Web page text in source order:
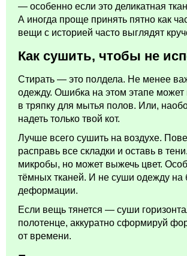
— особенно если это деликатная
А иногда проще принять пятно как
вещи с историей часто выглядят
Как сушить, чтобы не
Стирать — это полдела. Не менее
одежду. Ошибка на этом этапе может
в тряпку для мытья полов. Или,
надеть только твой кот.
Лучше всего сушить на воздухе.
расправь все складки и оставь в
микробы, но может выжечь цвет.
тёмных тканей. И не суши одежду на
деформации.
Если вещь тянется — суши
полотенце, аккуратно сформируй
от времени.